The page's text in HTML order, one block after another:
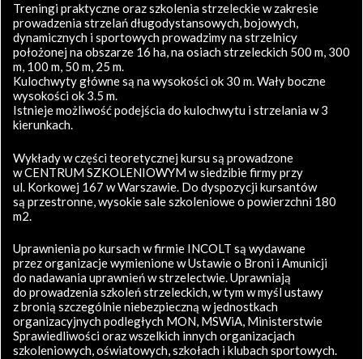
Treningi praktyczne oraz szkolenia strzeleckie w zakresie
prowadzenia strzelań długodystansowych, bojowych,
dynamicznych i sportowych prowadzimy na strzelnicy
położonej na obszarze 16 ha, na osiach strzeleckich 500 m, 300
m, 100 m, 50 m, 25 m.
Kulochwyty główne są na wysokości ok 30 m. Wały boczne
wysokości ok 3.5 m.
Istnieje możliwość podejścia do kulochwytu i strzelania w 3
kierunkach.
Wykłady w części teoretycznej kursu są prowadzone
w CENTRUM SZKOLENIOWYM w siedzibie firmy przy
ul. Korkowej 167 w Warszawie. Do dyspozycji kursantów
są przestronne, wysokie sale szkoleniowe o powierzchni 180
m2.
Uprawnienia po kursach w firmie INCOLT są wydawane
przez organizacje wymienione w Ustawie o Broni i Amunicji
do nadawania uprawnień w strzelectwie. Uprawniają
do prowadzenia szkoleń strzeleckich, w tym w myśl ustawy
z bronią szczególnie niebezpieczną w jednostkach
organizacyjnych podległych MON, MSWiA, Ministerstwie
Sprawiedliwości oraz wszelkich innych organizacjach
szkoleniowych, oświatowych, szkołach i klubach sportowych.